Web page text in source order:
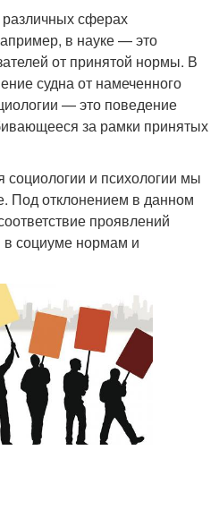
различных сферах
в науке — это
от принятой нормы. В
судна от намеченного
— это поведение
за рамки принятых
социологии и психологии мы
Под отклонением в данном
проявлений
социуме нормам и